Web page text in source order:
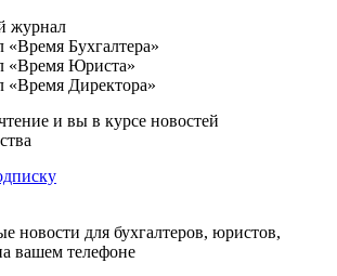
журнал
«Время Бухгалтера»
«Время Юриста»
«Время Директора»
и вы в курсе новостей
новости для бухгалтеров, юристов,
вашем телефоне